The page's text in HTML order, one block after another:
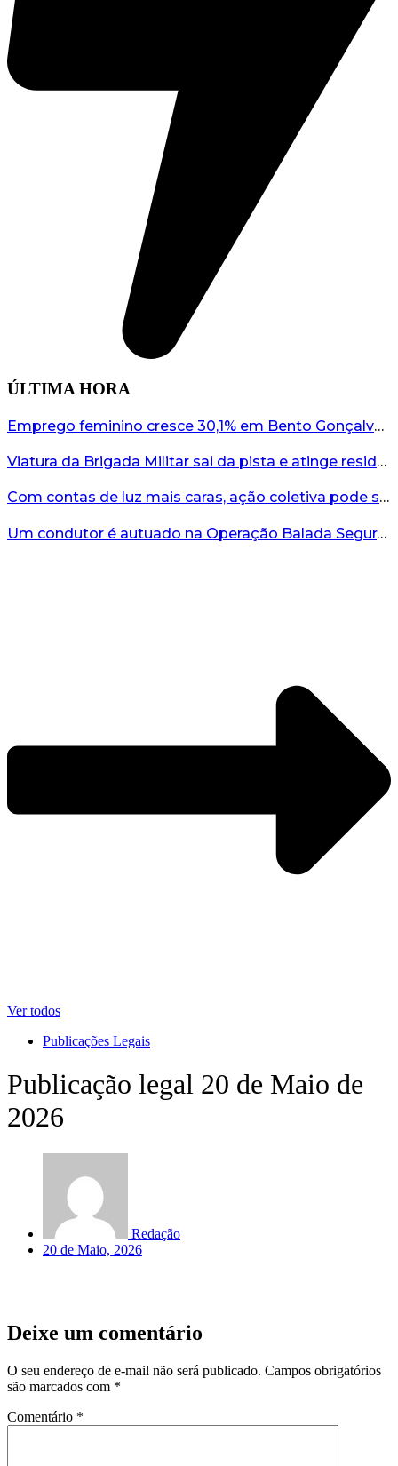
ÚLTIMA HORA
Emprego feminino cresce 30,1% em Bento Gonçalves...
Viatura da Brigada Militar sai da pista e atinge residência no interior do RS...
Com contas de luz mais caras, ação coletiva pode ser caminho contra a RGE...
Um condutor é autuado na Operação Balada Segura em Bento...
Ver todos
Publicações Legais
Publicação legal 20 de Maio de
2026
Redação
20 de Maio, 2026
Deixe um comentário
O seu endereço de e-mail não será publicado. Campos obrigatórios
são marcados com *
Comentário *